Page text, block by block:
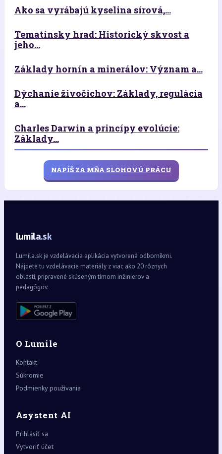
Ako sa vyrábajú kyselina sírová,...
Tematínsky hrad: Historický skvost a
jeho...
Základy hornín a minerálov: Význam a...
Dýchanie živočíchov: Základy, regulácia
a...
Charles Darwin a princípy evolúcie:
Základy...
NAPÍŠ ZA MŇA SLOHOVÚ PRÁCU
lumila.sk
Lumila.sk je vzdelávacia aplikácia vytvorená odborníkmi.
Nájdete tu vzdelávacie materiály z viac ako 20 rôznych
oblastí, pripravené skúseným tímom inžinierov a
pedagógov.
O Lumile
Kontakt
Súkromie
Podmienky používania
Asystent AI
Prihlásiť sa
Vytvoriť účet